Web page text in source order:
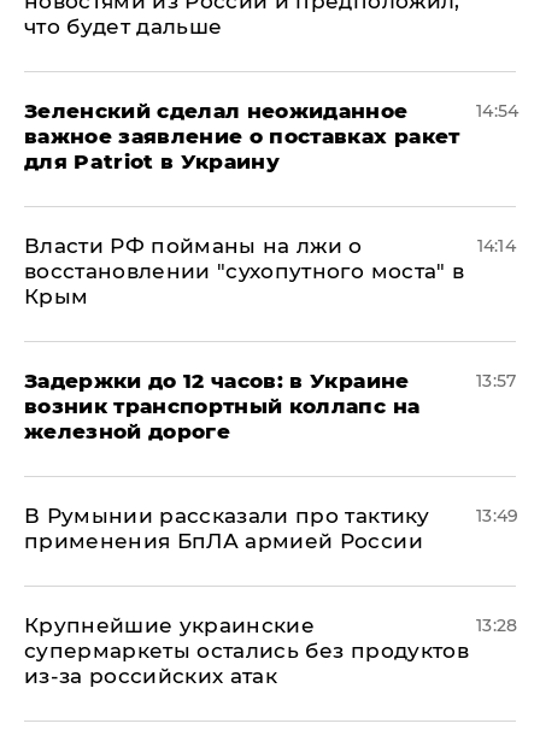
что будет дальше
Зеленский сделал неожиданное
важное заявление о поставках ракет
для Patriot в Украину
14:54
Власти РФ пойманы на лжи о
восстановлении "сухопутного моста" в
Крым
14:14
Задержки до 12 часов: в Украине
возник транспортный коллапс на
железной дороге
13:57
В Румынии рассказали про тактику
применения БпЛА армией России
13:49
Крупнейшие украинские
супермаркеты остались без продуктов
из-за российских атак
13:28